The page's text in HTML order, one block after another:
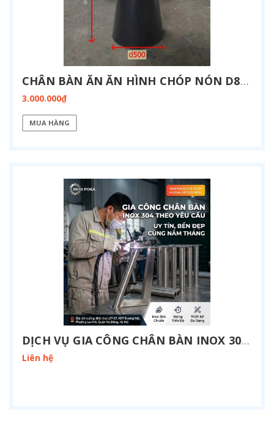
CHÂN BÀN ĂN ĂN HÌNH CHÓP NÓN D800 SP2110
3.000.000₫
MUA HÀNG
DỊCH VỤ GIA CÔNG CHÂN BÀN INOX 304 THEO YÊU CẦU TẠI HÀ NỘI
Liên hệ